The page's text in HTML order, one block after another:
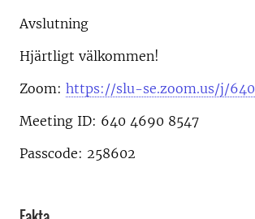
Avslutning
Hjärtligt välkommen!
Zoom: https://slu-se.zoom.us/j/
Meeting ID: 640 4690 8547
Passcode: 258602